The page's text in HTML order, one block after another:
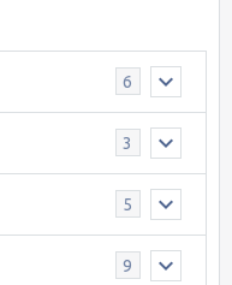
6
3
5
9